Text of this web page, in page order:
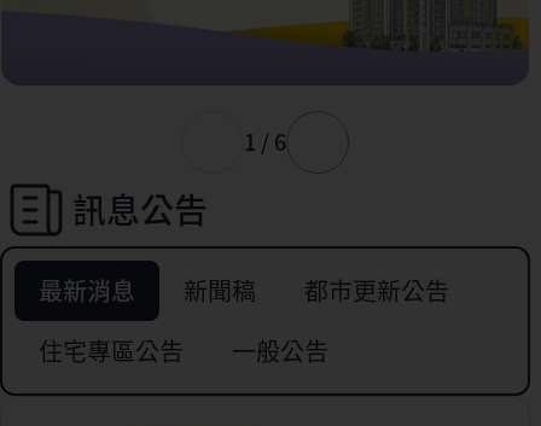
1 / 6
訊息公告
最新消息 新聞稿
都市更新公告
住宅專區公告
一般公告